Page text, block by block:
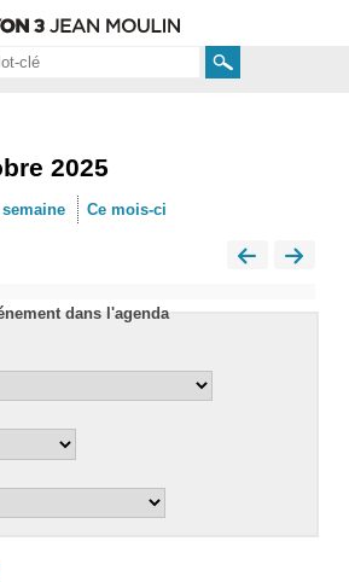
Rechercher
2025
semaine Ce mois-ci
dans l'agenda